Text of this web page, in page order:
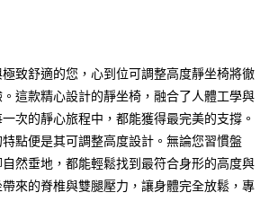
致舒適的您，心到位可調整高度靜坐椅將徹
這款精心設計的靜坐椅，融合了人體工學與
次的靜心旅程中，都能獲得最完美的支撐。
點便是其可調整高度設計。無論您習慣盤
然垂地，都能輕鬆找到最符合身形的高度與
來的脊椎與雙腿壓力，讓身體完全放鬆，專